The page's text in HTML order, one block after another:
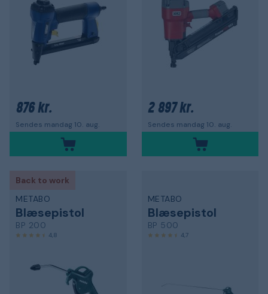
876 kr.
Sendes mandag 10. aug.
2 897 kr.
Sendes mandag 10. aug.
Back to work
METABO
Blæsepistol
BP 200
4,8
METABO
Blæsepistol
BP 500
4,7